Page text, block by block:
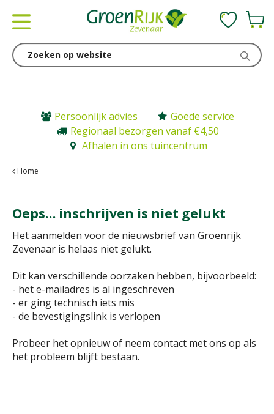
Persoonlijk advies
Goede service
Regionaal bezorgen vanaf €4,50
Afhalen in ons tuincentrum
Home
Oeps… inschrijven is niet gelukt
Het aanmelden voor de nieuwsbrief van Groenrijk
Zevenaar is helaas niet gelukt.
Dit kan verschillende oorzaken hebben, bijvoorbeeld:
- het e-mailadres is al ingeschreven
- er ging technisch iets mis
- de bevestigingslink is verlopen
Probeer het opnieuw of neem contact met ons op als
het probleem blijft bestaan.